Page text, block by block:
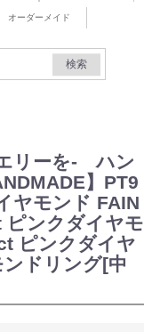
オーダーメイド
検索
リーを- ハン
】PT9
ヤモンド FAIN
ピンクダイヤモ
ピンクダイヤ
ドリング[中